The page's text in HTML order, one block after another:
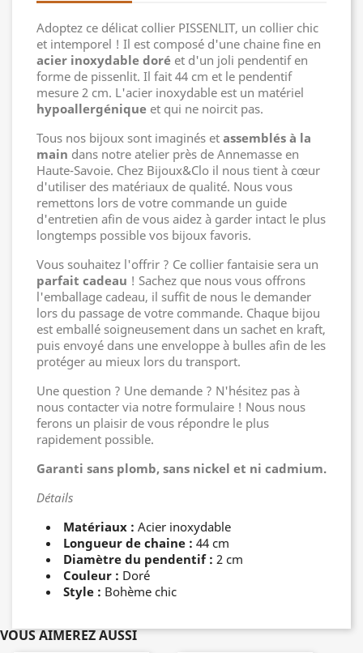
Adoptez ce délicat collier PISSENLIT, un collier chic
et intemporel ! Il est composé d'une chaine fine en
acier inoxydable doré et d'un joli pendentif en
forme de pissenlit. Il fait 44 cm et le pendentif
mesure 2 cm. L'acier inoxydable est un matériel
hypoallergénique et qui ne noircit pas.
Tous nos bijoux sont imaginés et assemblés à la
main dans notre atelier près de Annemasse en
Haute-Savoie. Chez Bijoux&Clo il nous tient à cœur
d'utiliser des matériaux de qualité. Nous vous
remettons lors de votre commande un guide
d'entretien afin de vous aidez à garder intact le plus
longtemps possible vos bijoux favoris.
Vous souhaitez l'offrir ? Ce collier fantaisie sera un
parfait cadeau ! Sachez que nous vous offrons
l'emballage cadeau, il suffit de nous le demander
lors du passage de votre commande. Chaque bijou
est emballé soigneusement dans un sachet en kraft,
puis envoyé dans une enveloppe à bulles afin de les
protéger au mieux lors du transport.
Une question ? Une demande ? N'hésitez pas à
nous contacter via notre formulaire ! Nous nous
ferons un plaisir de vous répondre le plus
rapidement possible.
Garanti sans plomb, sans nickel et ni cadmium.
Détails
Matériaux : Acier inoxydable
Longueur de chaine : 44 cm
Diamètre du pendentif : 2 cm
Couleur : Doré
Style : Bohème chic
VOUS AIMEREZ AUSSI